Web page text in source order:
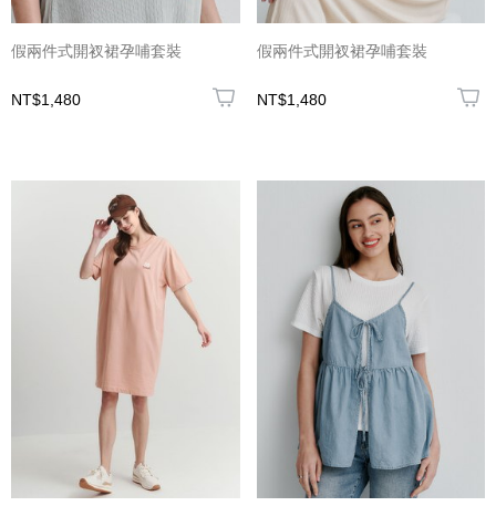
假兩件式開衩裙孕哺套裝
NT$1,480
假兩件式開衩裙孕哺套裝
NT$1,480